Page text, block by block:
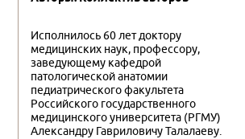
Исполнилось 60 лет доктору
медицинских наук, про­фессору,
заведующему кафедрой
патологической анато­мии
педиатрического факультета
Российского государст­венного
медицинского университета (РГМУ)
Александру Гавриловичу Талалаеву.